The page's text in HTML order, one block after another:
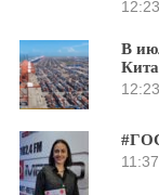
12:23
В
12:23
11:37